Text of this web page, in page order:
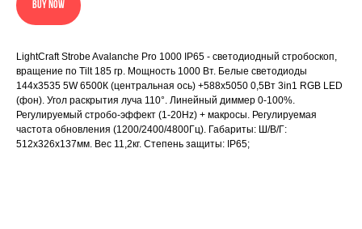
BUY NOW
LightCraft Strobe Avalanche Pro 1000 IP65 - светодиодный стробоскоп,
вращение по Tilt 185 гр. Мощность 1000 Вт. Белые светодиоды
144x3535 5W 6500К (центральная ось) +588x5050 0,5Вт 3in1 RGB LED
(фон). Угол раскрытия луча 110°. Линейный диммер 0-100%.
Регулируемый стробо-эффект (1-20Hz) + макросы. Регулируемая
частота обновления (1200/2400/4800Гц). Габариты: Ш/В/Г:
512х326х137мм. Вес 11,2кг. Степень защиты: IP65;